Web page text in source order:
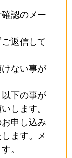
認のメー
返信して
けない事が
下の事が
します。
申し込み
ます。メ
。